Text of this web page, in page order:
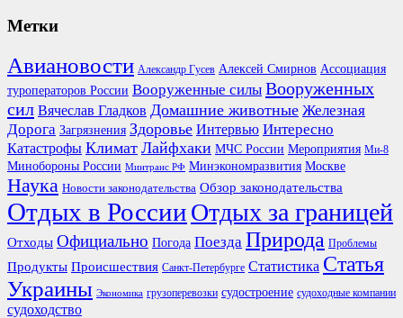
Метки
Авиановости Александр Гусев Алексей Смирнов Ассоциация
туроператоров России Вооруженные силы Вооруженных
сил Вячеслав Гладков Домашние животные Железная
Дорога Загрязнения Здоровье Интервью Интересно
Катастрофы Климат Лайфхаки МЧС России Мероприятия Ми-8
Минобороны России Минтранс РФ Минэкономразвития Москве
Наука Новости законодательства Обзор законодательства
Отдых в РоссииОтдых за границей
Отходы Официально Погода Поезда Природа Проблемы
Продукты Происшествия Санкт-Петербурге Статистика Статья
Украины Экономика грузоперевозки судостроение судоходные компании
судоходство